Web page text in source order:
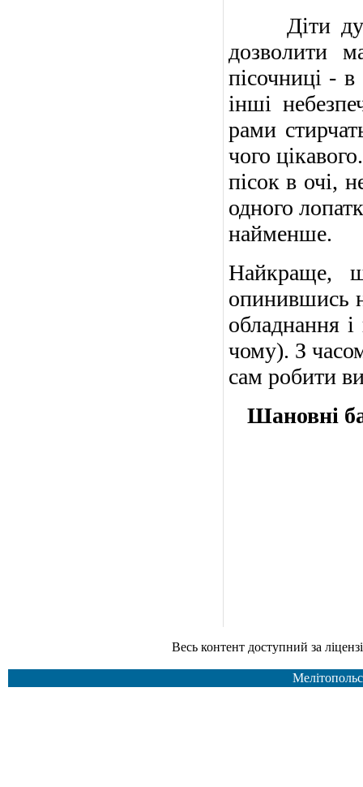
Діти дуже
дозволити
пісочниці -
інші
рами
чого
пісок в очі,
одного
найменше.
Найкраще,
опинившись
обладнання
чому). З
сам робити
Шановні
Весь контент доступний за ліцензією Creative